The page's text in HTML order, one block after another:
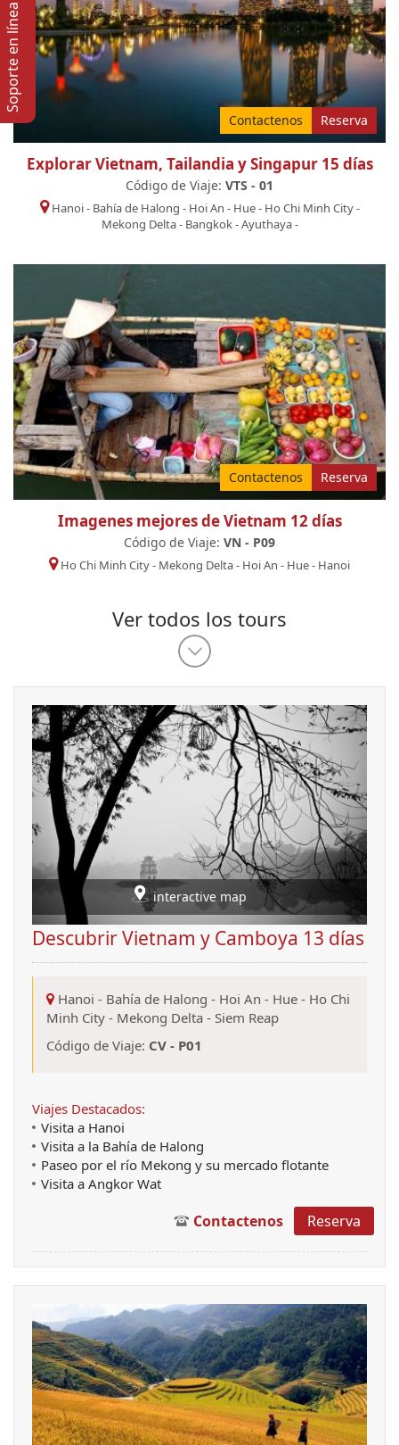
Contactenos Reserva
Explorar Vietnam, Tailandia y Singapur 15 días
Código de Viaje: VTS - 01
Hanoi- Bahía de Halong - Hoi An - Hue- Ho Chi Minh City-
Mekong Delta- Bangkok-Ayuthaya-
Contactenos Reserva
Imagenes mejores de Vietnam 12 días
Código de Viaje: VN - P09
Ho Chi Minh City- Mekong Delta- Hoi An - Hue- Hanoi
Ver todos los tours
interactive map
Descubrir Vietnam y Camboya 13 días
Hanoi - Bahía de Halong - Hoi An - Hue - Ho Chi
Minh City - Mekong Delta - Siem Reap
Código de Viaje: CV - P01
Viajes Destacados:
Visita a Hanoi
Visita a la Bahía de Halong
Paseo por el río Mekong y su mercado flotante
Visita a Angkor Wat
Contactenos Reserva
Soporte en lí­nea